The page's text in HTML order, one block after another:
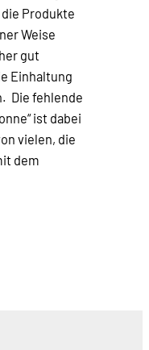
Produkte
Weise
gut
Einhaltung
Die fehlende
ist dabei
vielen, die
dem